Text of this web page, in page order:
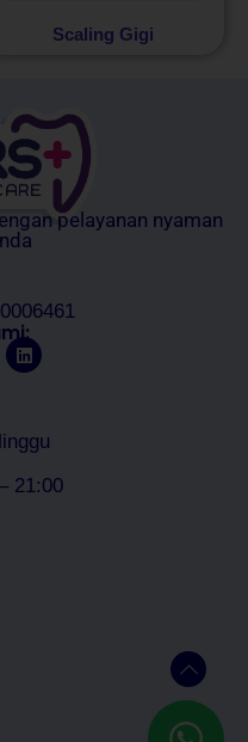
Scaling Gigi
pelayanan nyaman
21:00